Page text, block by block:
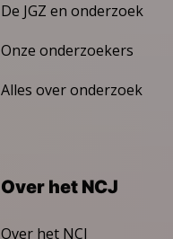
De JGZ en onderzoek
Onze onderzoekers
Alles over onderzoek
Over het NCJ
Over het NCJ